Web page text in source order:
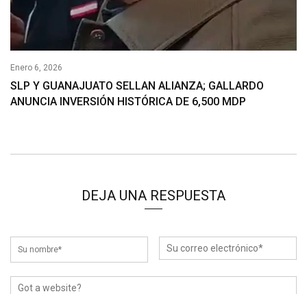
Enero 6, 2026
SLP Y GUANAJUATO SELLAN ALIANZA; GALLARDO
ANUNCIA INVERSIÓN HISTÓRICA DE 6,500 MDP
DEJA UNA RESPUESTA